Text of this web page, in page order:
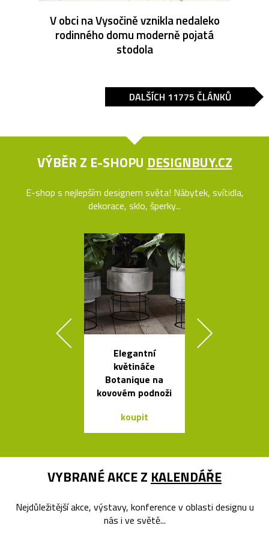
V obci na Vysočině vznikla nedaleko
rodinného domu moderně pojatá
stodola
DALŠÍCH 11775 ČLÁNKŮ
VÝBĚR Z E-SHOPU DESIGNBUY.CZ
E-shop s nejlepším designem světa! Nábytek, svítidla,
dekorace, sklo, šperky...
Elegantní
květináče
Botanique na
kovovém podnoži
koupit
VYBRANÉ AKCE Z KALENDÁŘE
Nejdůležitější akce, výstavy, konference v oblasti designu u
nás i ve světě...